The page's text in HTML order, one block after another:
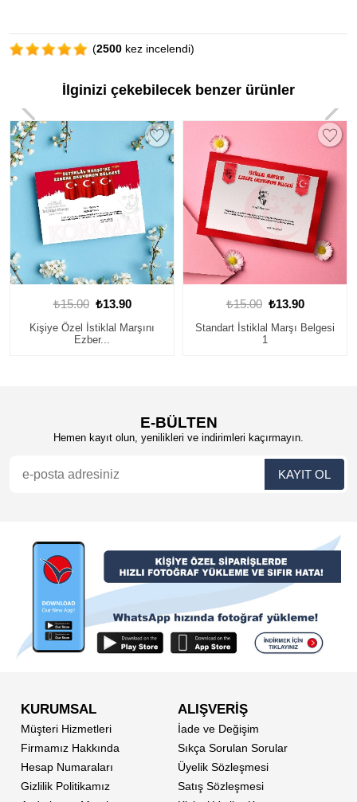
(2500 kez incelendi)
İlginizi çekebilecek benzer ürünler
₺15.00
Standart İstiklal Marşı Belgesi
₺15.00
Standart İstiklal Marşı
E-BÜLTEN
Hemen kayıt olun, yenilikleri ve indirimleri kaçırmayın.
KURUMSAL
Müşteri Hizmetleri
Firmamız Hakkında
Hesap Numaraları
Gizlilik Politikamız
ALIŞVERİŞ
İade ve Değişim
Sıkça Sorulan Sorular
Üyelik Sözleşmesi
Satış Sözleşmesi